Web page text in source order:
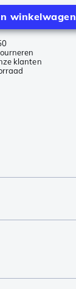
winkelwagen
klanten